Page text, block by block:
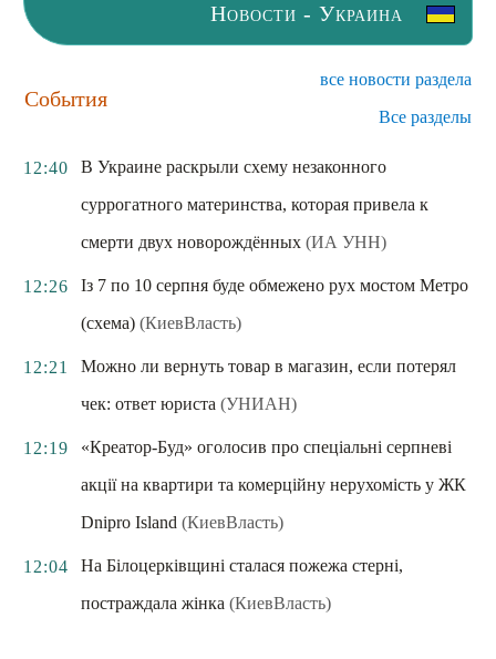
Новости - Украина
События
все новости раздела
Все разделы
12:40
В Украине раскрыли схему незаконного
суррогатного материнства, которая привела к
смерти двух новорождённых (ИА УНН)
12:26
Із 7 по 10 серпня буде обмежено рух мостом Метро
(схема) (КиевВласть)
12:21
Можно ли вернуть товар в магазин, если потерял
чек: ответ юриста (УНИАН)
12:19
«Креатор-Буд» оголосив про спеціальні серпневі
акції на квартири та комерційну нерухомість у ЖК
Dnipro Island (КиевВласть)
12:04
На Білоцерківщині сталася пожежа стерні,
постраждала жінка (КиевВласть)